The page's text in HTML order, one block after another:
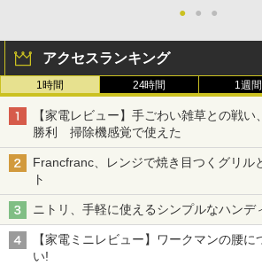
● ● ●
アクセスランキング
1時間 24時間 1週間
【家電レビュー】手ごわい雑草との戦
勝利 掃除機感覚で使えた
Francfranc、レンジで焼き目つくグリル
ト
ニトリ、手軽に使えるシンプルなハンデ
【家電ミニレビュー】ワークマンの腰
い!